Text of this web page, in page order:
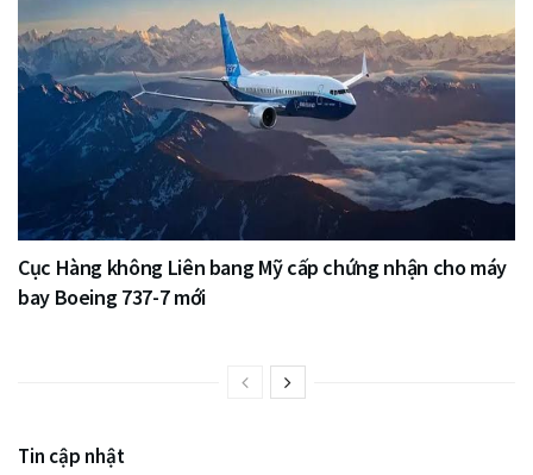
Cục Hàng không Liên bang Mỹ cấp chứng nhận cho máy
bay Boeing 737-7 mới
Tin cập nhật